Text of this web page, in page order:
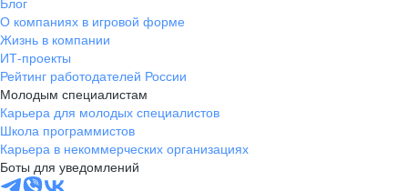
О компаниях в игровой форме
Жизнь в компании
ИТ-проекты
Рейтинг работодателей России
Молодым специалистам
Карьера для молодых специалистов
Школа программистов
Карьера в некоммерческих организациях
Боты для уведомлений